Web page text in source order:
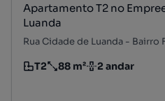
Apartamento T2 no
Luanda
Tipologia
T2
Preço por metro quadrado
88 m²
Andar 2 andar